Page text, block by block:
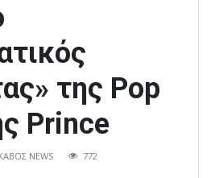
της Pop
Prince
NEWS 772